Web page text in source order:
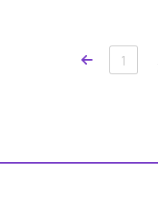
Anterior
1